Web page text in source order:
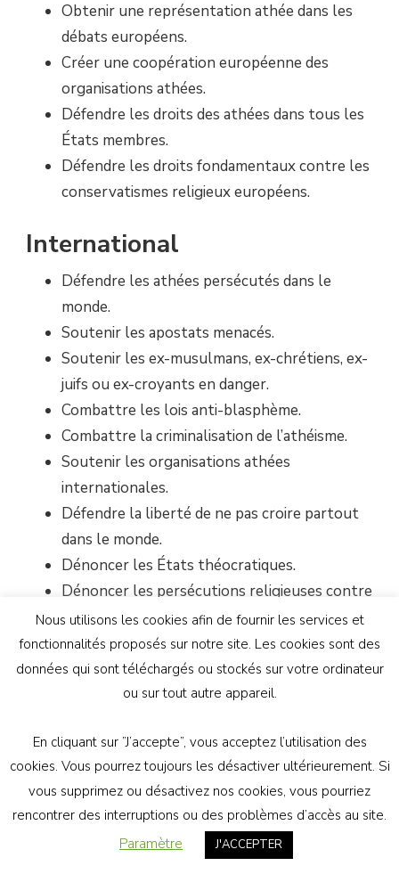
Obtenir une représentation athée dans les
débats européens.
Créer une coopération européenne des
organisations athées.
Défendre les droits des athées dans tous les
États membres.
Défendre les droits fondamentaux contre les
conservatismes religieux européens.
International
Défendre les athées persécutés dans le
monde.
Soutenir les apostats menacés.
Soutenir les ex-musulmans, ex-chrétiens, ex-
juifs ou ex-croyants en danger.
Combattre les lois anti-blasphème.
Combattre la criminalisation de l’athéisme.
Soutenir les organisations athées
internationales.
Défendre la liberté de ne pas croire partout
dans le monde.
Dénoncer les États théocratiques.
Dénoncer les persécutions religieuses contre
les non-croyants.
Porter une voix athée dans les institutions
internationales.
Défendre une société où les athées ont
toute leur place.
Refuser que la religion soit considérée comme
norme sociale.
Refuser que les croyants parlent au nom de
Nous utilisons les cookies afin de fournir les services et
fonctionnalités proposés sur notre site. Les cookies sont des
données qui sont téléchargés ou stockés sur votre ordinateur
ou sur tout autre appareil.
En cliquant sur ”J’accepte”, vous acceptez l’utilisation des
cookies. Vous pourrez toujours les désactiver ultérieurement. Si
vous supprimez ou désactivez nos cookies, vous pourriez
rencontrer des interruptions ou des problèmes d’accès au site.
Paramètre
J'ACCEPTER